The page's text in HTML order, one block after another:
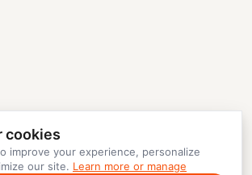
cookies
improve your experience, personalize
our site. Learn more or manage